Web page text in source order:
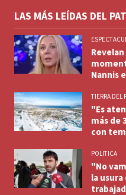
LAS MÁS LEÍDAS DEL
Nannis
TIERRA DEL
"Es
más de
con
POLITICA
"No
la